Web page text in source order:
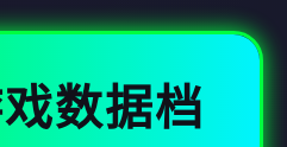
数据档